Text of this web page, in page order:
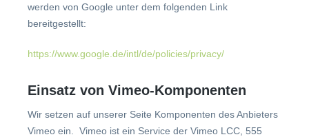
werden von Google unter dem folgenden Link
bereitgestellt:
https://www.google.de/intl/de/policies/privacy/
Einsatz von Vimeo-Komponenten
Wir setzen auf unserer Seite Komponenten des Anbieters
Vimeo ein. Vimeo ist ein Service der Vimeo LCC, 555